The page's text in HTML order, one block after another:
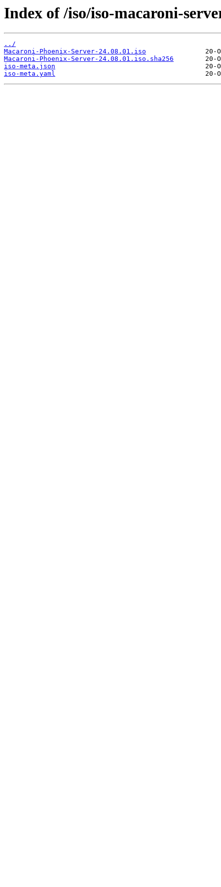
Index of /iso/iso-macaroni-
../
Macaroni-Phoenix-Server-24.08.01.iso
Macaroni-Phoenix-Server-24.08.01.iso.sha256
iso-meta.json
iso-meta.yaml